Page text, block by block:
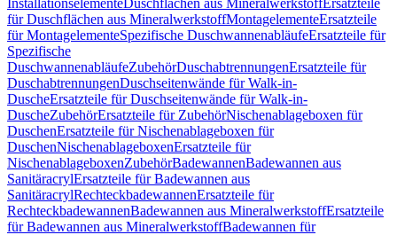
InstallationselementeDuschflächen aus MineralwerkstoffErsatzteile
für Duschflächen aus MineralwerkstoffMontagelementeErsatzteile
für MontagelementeSpezifische DuschwannenabläufeErsatzteile für
Spezifische
DuschwannenabläufeZubehörDuschabtrennungenErsatzteile für
DuschabtrennungenDuschseitenwände für Walk-in-
DuscheErsatzteile für Duschseitenwände für Walk-in-
DuscheZubehörErsatzteile für ZubehörNischenablageboxen für
DuschenErsatzteile für Nischenablageboxen für
DuschenNischenablageboxenErsatzteile für
NischenablageboxenZubehörBadewannenBadewannen aus
SanitäracrylErsatzteile für Badewannen aus
SanitäracrylRechteckbadewannenErsatzteile für
RechteckbadewannenBadewannen aus MineralwerkstoffErsatzteile
für Badewannen aus MineralwerkstoffBadewannen für